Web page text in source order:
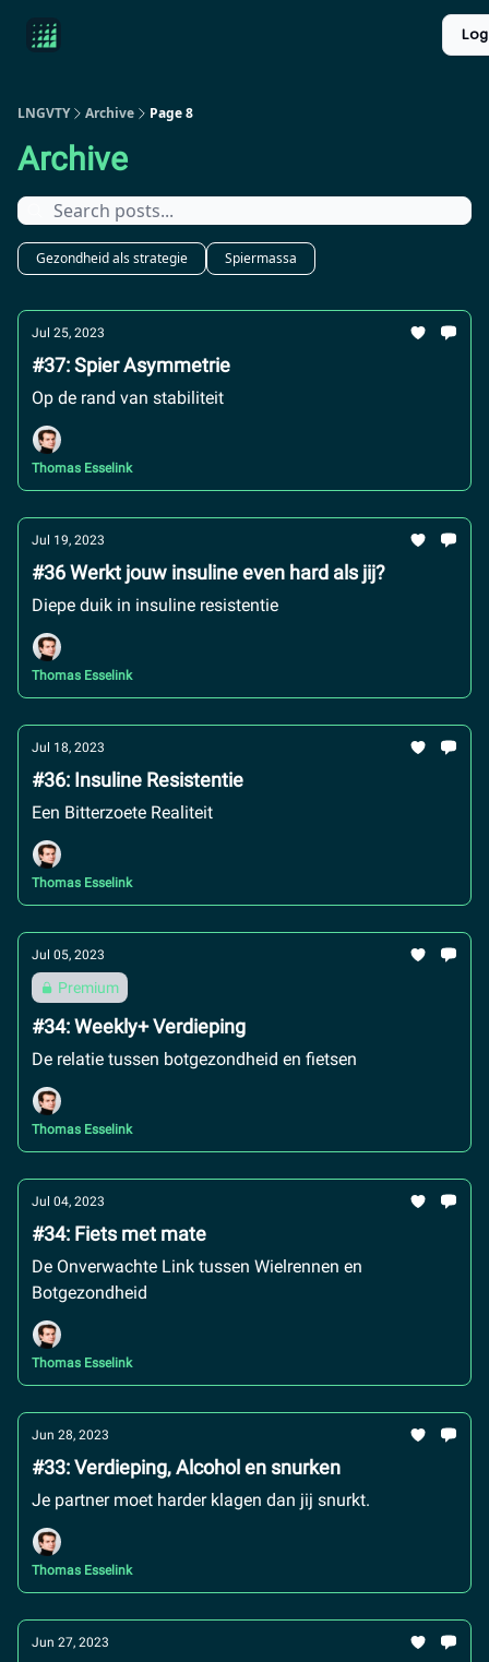
LNGVTY Archive Page 8
Archive
Gezondheid als strategie Spiermassa
Jul 25, 2023
#37: Spier Asymmetrie
Op de rand van stabiliteit
Thomas Esselink
Jul 19, 2023
#36 Werkt jouw insuline even hard als jij?
Diepe duik in insuline resistentie
Thomas Esselink
Jul 18, 2023
#36: Insuline Resistentie
Een Bitterzoete Realiteit
Thomas Esselink
Jul 05, 2023
Premium
#34: Weekly+ Verdieping
De relatie tussen botgezondheid en fietsen
Thomas Esselink
Jul 04, 2023
#34: Fiets met mate
De Onverwachte Link tussen Wielrennen en
Botgezondheid
Thomas Esselink
Jun 28, 2023
#33: Verdieping, Alcohol en snurken
Je partner moet harder klagen dan jij snurkt.
Thomas Esselink
Jun 27, 2023